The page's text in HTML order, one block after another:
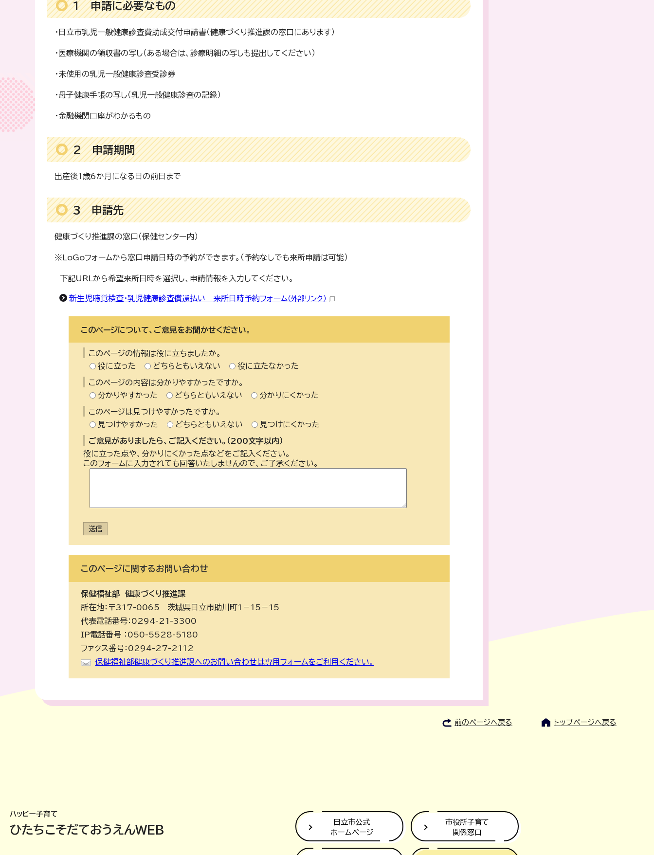
1 申請に必要なもの
・日立市乳児一般健康診査費助成交付申請書（健康づくり推進課の窓口にあります）
・医療機関の領収書の写し（ある場合は、診療明細の写しも提出してください）
・未使用の乳児一般健康診査受診券
・母子健康手帳の写し（乳児一般健康診査の記録）
・金融機関口座がわかるもの
2 申請期間
出産後1歳6か月になる日の前日まで
3 申請先
健康づくり推進課の窓口（保健センター内）
※LoGoフォームから窓口申請日時の予約ができます。（予約なしでも来所申請は可能）
下記URLから希望来所日時を選択し、申請情報を入力してください。
新生児聴覚検査・乳児健康診査償還払い 来所日時予約フォーム（外部リンク）
このページについて、ご意見をお聞かせください。
このページの情報は役に立ちましたか。
役に立った
どちらともいえない 役に立たなかった
このページの内容は分かりやすかったですか。
分かりやすかった
どちらともいえない 分かりにくかった
このページは見つけやすかったですか。
見つけやすかった
どちらともいえない 見つけにくかった
ご意見がありましたら、ご記入ください。（200文字以内）
役に立った点や、分かりにくかった点などをご記入ください。
このフォームに入力されても回答いたしませんので、ご了承ください。
送信
このページに関するお問い合わせ
保健福祉部 健康づくり推進課
所在地：〒317-0065 茨城県日立市助川町1－15－15
代表電話番号：0294-21-3300
IP電話番号 ：050-5528-5180
ファクス番号：0294-27-2112
保健福祉部健康づくり推進課へのお問い合わせは専用フォームをご利用ください。
前のページへ戻る トップページへ戻る
ハッピー子育て
ひたちこそだておうえんWEB
日立市公式
ホームページ
市役所子育て
関係窓口